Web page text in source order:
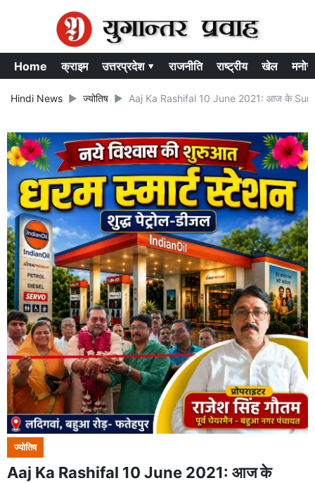
Home क्राइम उत्तरप्रदेश ▾ राजनीति राष्ट्रीय खेल
Hindi News ज्योतिष Aaj Ka Rashifal 10 June 2021: आज के Surya
ज्योतिष
Aaj Ka Rashifal 10 June 2021: आज के